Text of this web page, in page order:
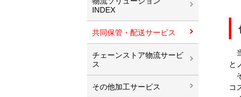
と
コ
INDEX
共同保管・配送サービス
チェーンストア物流サービ
ス
その他加工サービス